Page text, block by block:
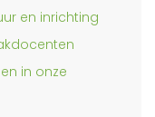
en inrichting
in onze